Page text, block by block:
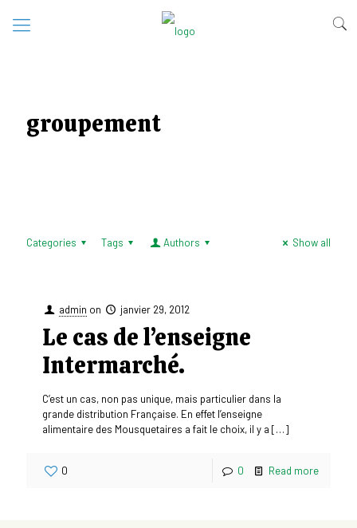
groupement
Categories Tags Authors Show all
admin on janvier 29, 2012
Le cas de l’enseigne
Intermarché.
C’est un cas, non pas unique, mais particulier dans la
grande distribution Française. En effet l’enseigne
alimentaire des Mousquetaires a fait le choix, il y a […]
0 0 Read more